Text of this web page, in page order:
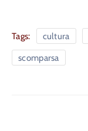
Tags: cultura
scomparsa